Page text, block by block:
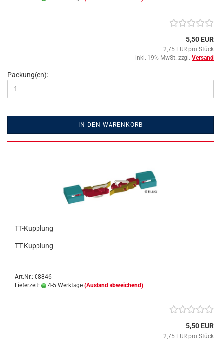
5,50 EUR
2,75 EUR pro Stück
inkl. 19% MwSt. zzgl. Versand
Packung(en):
IN DEN WARENKORB
TT-Kupplung
TT-Kupplung
Art.Nr.: 08846
Lieferzeit:
4-5 Werktage (Ausland abweichend)
5,50 EUR
2,75 EUR pro Stück